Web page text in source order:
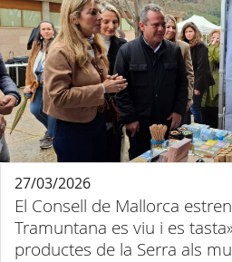
El Consell de Mallorca
Tramuntana es viu i es
productes de la Serra als
27/03/2026